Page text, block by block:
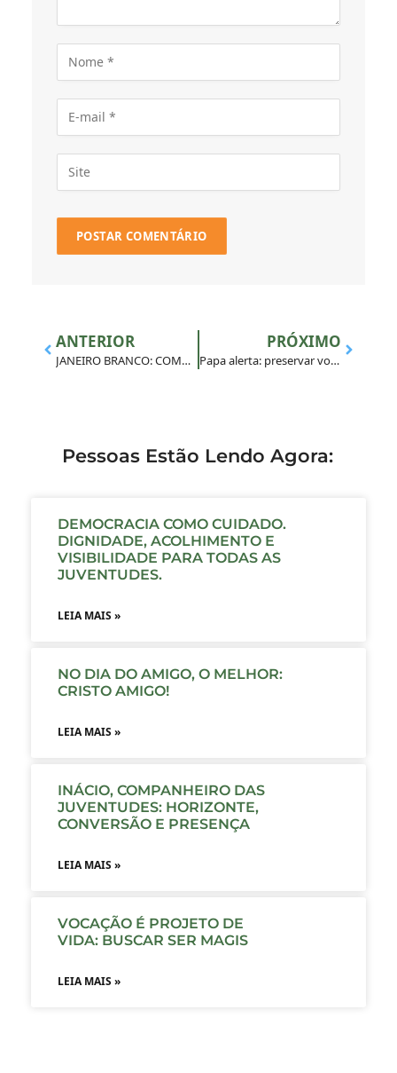
ANTERIOR
JANEIRO BRANCO: COMO CUIDAR DA SAÚDE MENTAL DAS JUVENTUDES EM UM MUNDO ACELERADO
PRÓXIMO
Papa alerta: preservar vozes humanas na era digital
Pessoas Estão Lendo Agora:
DEMOCRACIA COMO CUIDADO.
DIGNIDADE, ACOLHIMENTO E
VISIBILIDADE PARA TODAS AS
JUVENTUDES.
LEIA MAIS »
NO DIA DO AMIGO, O MELHOR:
CRISTO AMIGO!
LEIA MAIS »
INÁCIO, COMPANHEIRO DAS
JUVENTUDES: HORIZONTE,
CONVERSÃO E PRESENÇA
LEIA MAIS »
VOCAÇÃO É PROJETO DE
VIDA: BUSCAR SER MAGIS
LEIA MAIS »